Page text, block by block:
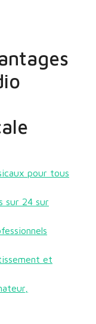
pour tous
sur 24 sur
et